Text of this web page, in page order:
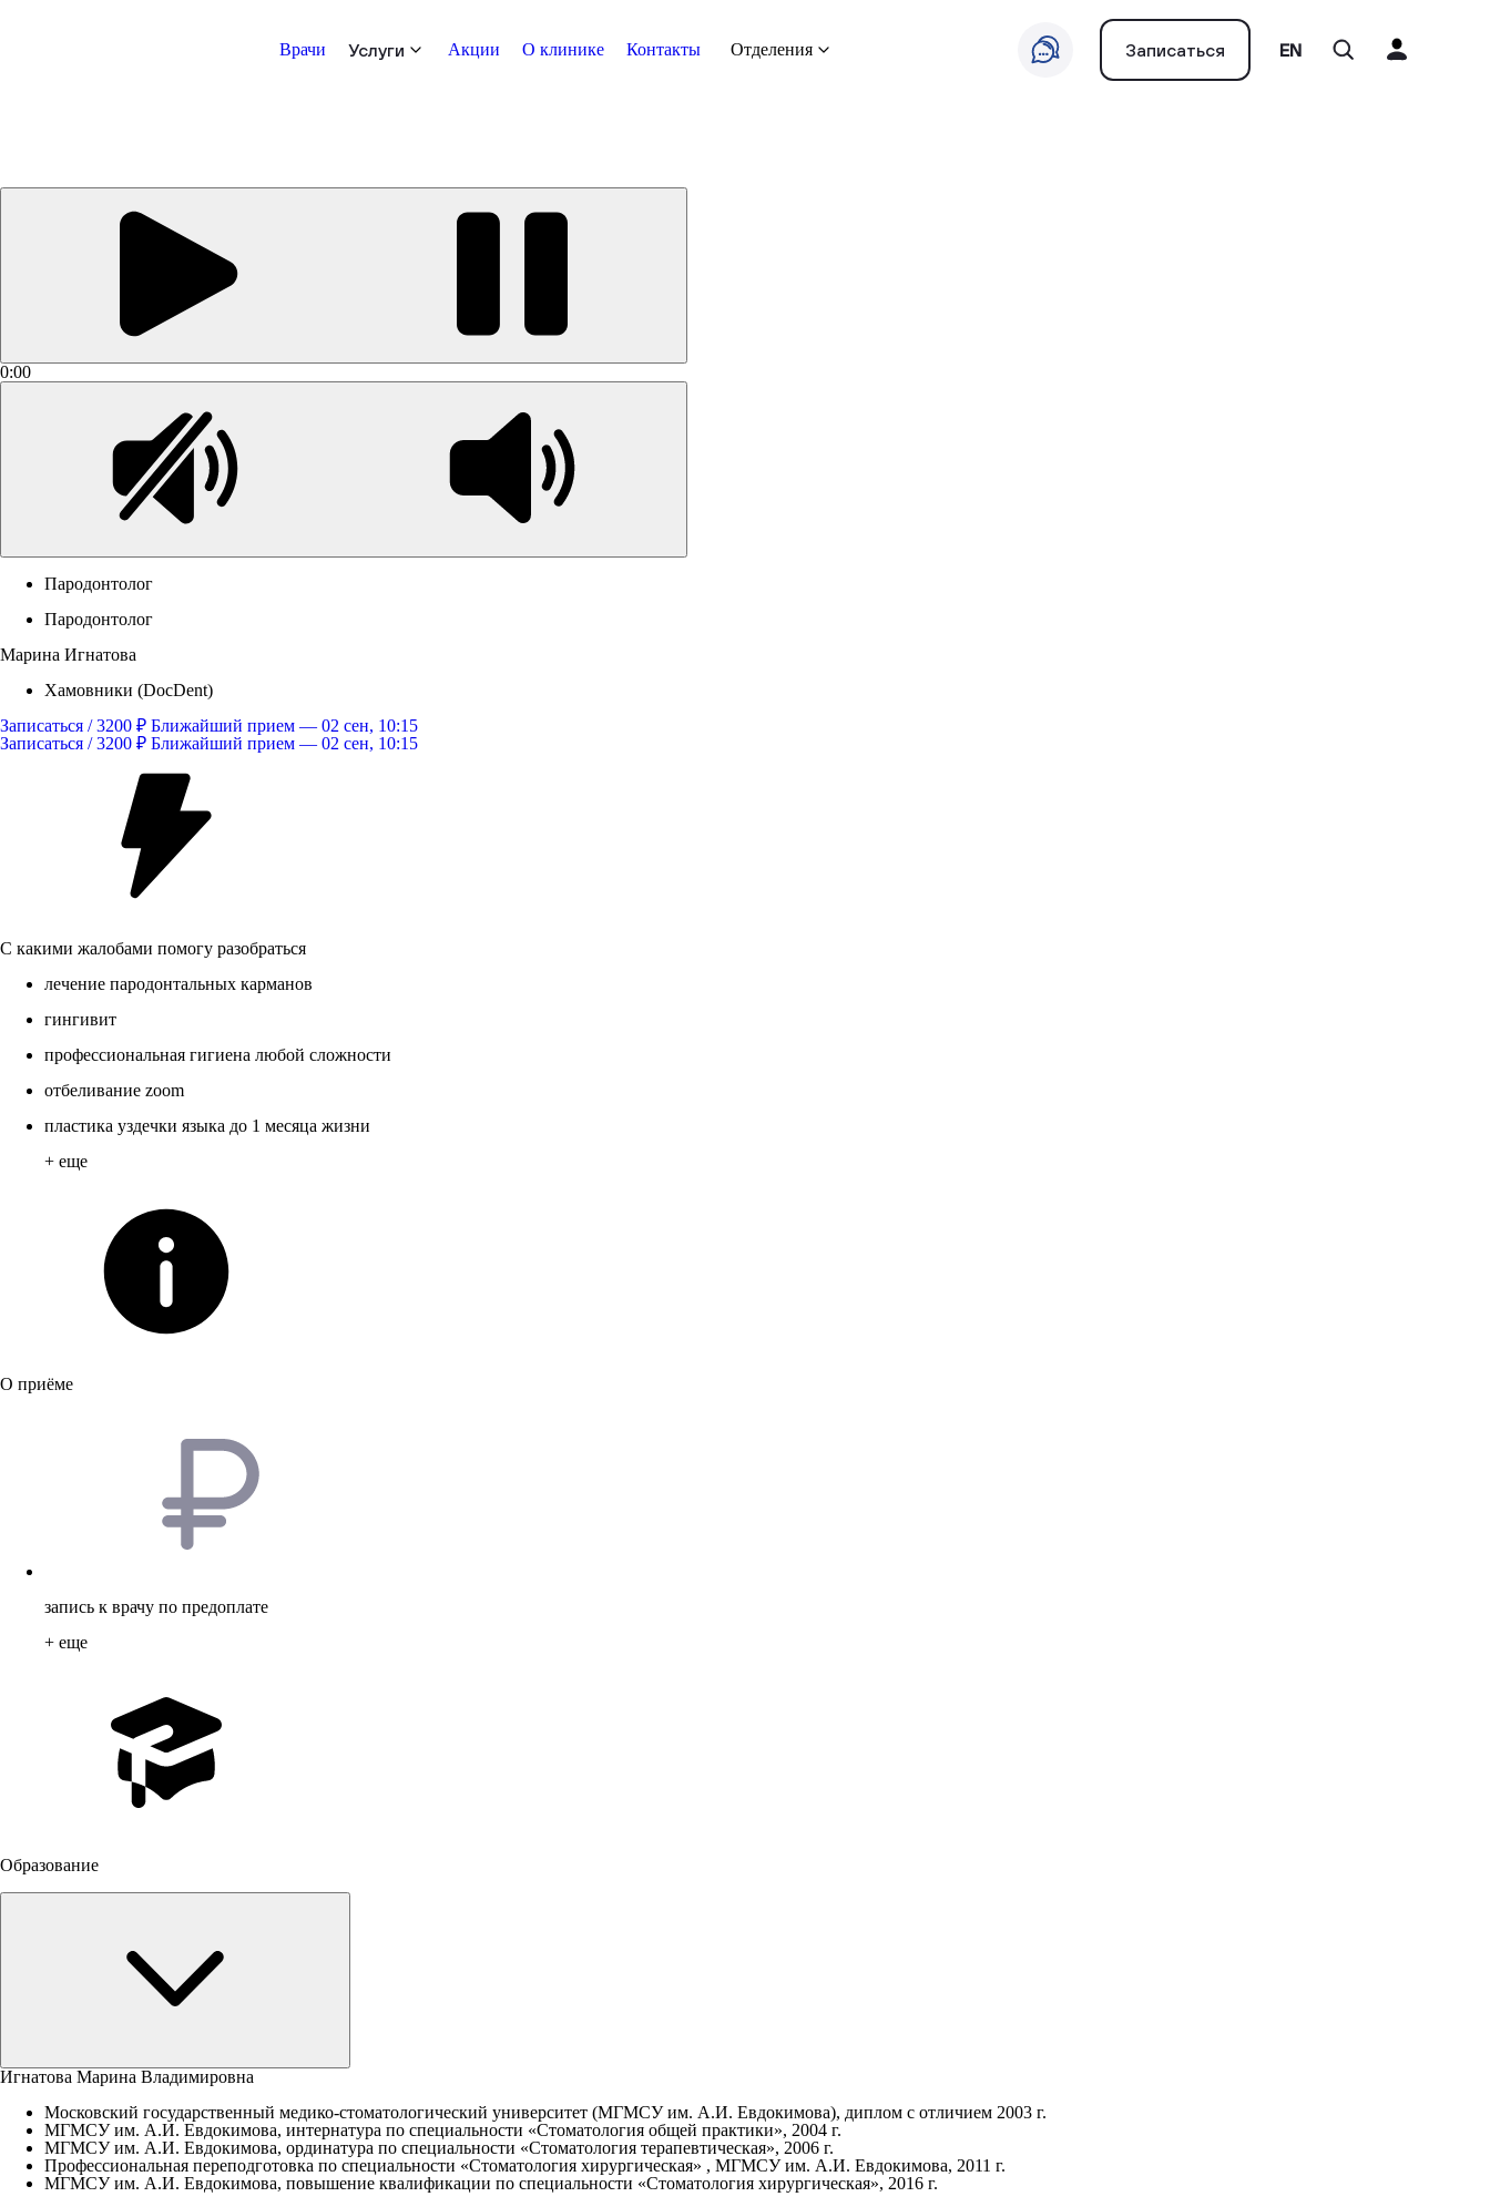
Врачи Услуги Акции О клинике Контакты Отделения Записаться EN
0:00
Пародонтолог
Пародонтолог
Марина Игнатова
Хамовники (DocDent)
Записаться / 3200 ₽ Ближайший прием — 02 сен, 10:15
Записаться / 3200 ₽ Ближайший прием — 02 сен, 10:15
С какими жалобами помогу разобраться
лечение пародонтальных карманов
гингивит
профессиональная гигиена любой сложности
отбеливание zoom
пластика уздечки языка до 1 месяца жизни
+ еще
О приёме
запись к врачу по предоплате
+ еще
Образование
Игнатова Марина Владимировна
Московский государственный медико-стоматологический университет (МГМСУ им. А.И. Евдокимова), диплом с отличием 2003 г.
МГМСУ им. А.И. Евдокимова, интернатура по специальности «Стоматология общей практики», 2004 г.
МГМСУ им. А.И. Евдокимова, ординатура по специальности «Стоматология терапевтическая», 2006 г.
Профессиональная переподготовка по специальности «Стоматология хирургическая» , МГМСУ им. А.И. Евдокимова, 2011 г.
МГМСУ им. А.И. Евдокимова, повышение квалификации по специальности «Стоматология хирургическая», 2016 г.